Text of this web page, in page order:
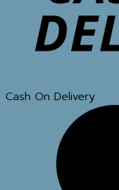
Cash On Delivery